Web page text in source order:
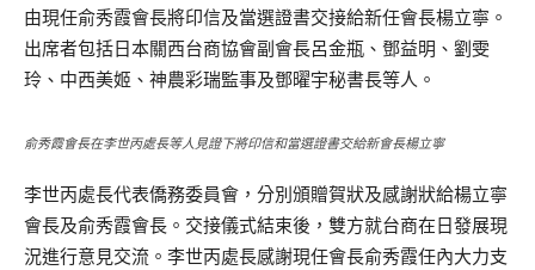
由現任俞秀霞會長將印信及當選證書交接給新任會長楊立寧。
出席者包括日本關西台商協會副會長呂金瓶、鄧益明、劉雯
玲、中西美姬、神農彩瑞監事及鄧曜宇秘書長等人。
俞秀霞會長在李世丙處長等人見證下將印信和當選證書交給新會長楊立寧
李世丙處長代表僑務委員會，分別頒贈賀狀及感謝狀給楊立寧
會長及俞秀霞會長。交接儀式結束後，雙方就台商在日發展現
況進行意見交流。李世丙處長感謝現任會長俞秀霞任內大力支